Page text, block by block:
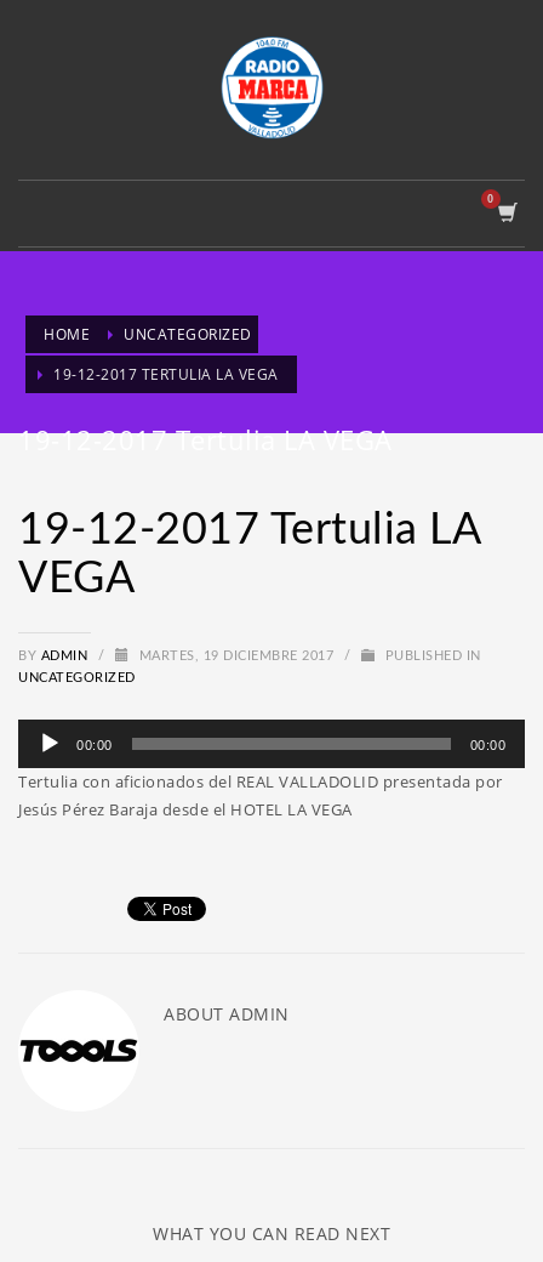
HOME
UNCATEGORIZED
19-12-2017 TERTULIA LA VEGA
19-12-2017 Tertulia LA VEGA
19-12-2017 Tertulia LA
VEGA
BY ADMIN / MARTES, 19 DICIEMBRE 2017 /
PUBLISHED IN
UNCATEGORIZED
Reproductor
audio
00:00 00:00
Tertulia con aficionados del REAL VALLADOLID presentada por
Jesús Pérez Baraja desde el HOTEL LA VEGA
ABOUT ADMIN
WHAT YOU CAN READ NEXT